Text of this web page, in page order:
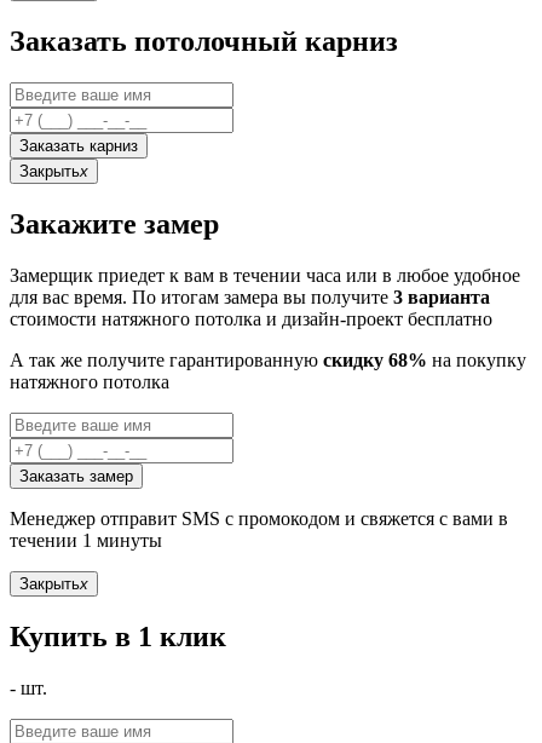
Заказать потолочный карниз
Заказать карниз
Закрытьx
Закажите замер
Замерщик приедет к вам в течении часа или в любое удобное
для вас время. По итогам замера вы получите 3 варианта
стоимости натяжного потолка и дизайн-проект бесплатно
А так же получите гарантированную скидку 68% на покупку
натяжного потолка
Заказать замер
Менеджер отправит SMS с промокодом и свяжется с вами в
течении 1 минуты
Закрытьx
Купить в 1 клик
- шт.